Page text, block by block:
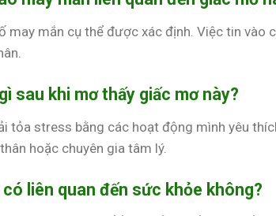
may mắn cụ thể được xác định. Việc tin vào
sau khi mơ thấy giấc mơ này?
tỏa stress bằng các hoạt động mình yêu
hoặc chuyên gia tâm lý.
có liên quan đến sức khỏe không?